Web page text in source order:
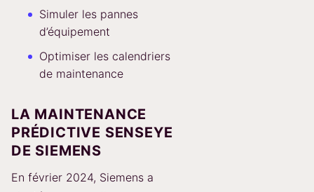
Simuler les pannes
d’équipement
Optimiser les calendriers
de maintenance
LA MAINTENANCE
PRÉDICTIVE SENSEYE
DE SIEMENS
En février 2024, Siemens a